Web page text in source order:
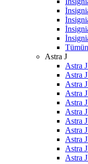
Astra J
Astra
Astra
Astra
Astra
Astra
Astra
Astra
Astra
Astra
Astra
Astra